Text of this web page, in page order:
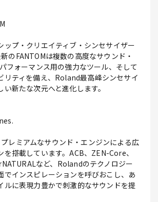
ップ・クリエイティブ・シンセサイザー
のFANTOMは複数の高度なサウンド・
フォーマンス用の強力なツール、そして
リティを備え、Roland最高峰シンセサイ
新たな次元へと進化します。
レミアムなサウンド・エンジンによる広
を搭載しています。ACB、ZEN-Core、
など、Rolandのテクノロジー
でインスピレーションを呼びおこし、あ
ルに表現力豊かで刺激的なサウンドを提